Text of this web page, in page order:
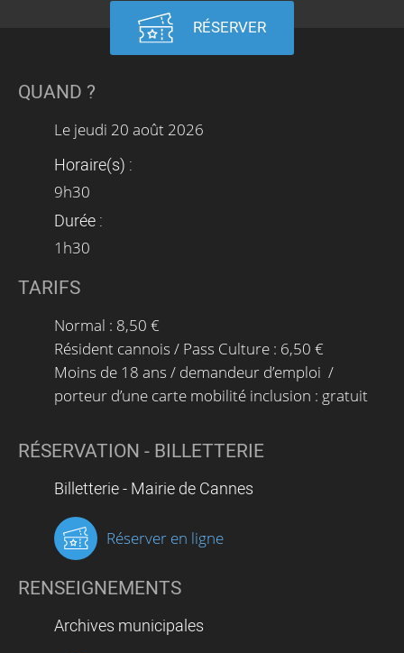
RÉSERVER
QUAND ?
Le jeudi 20 août 2026
Horaire(s) :
9h30
Durée :
1h30
TARIFS
Normal : 8,50 €
Résident cannois / Pass Culture : 6,50 €
Moins de 18 ans / demandeur d’emploi /
porteur d’une carte mobilité inclusion : gratuit
RÉSERVATION - BILLETTERIE
Billetterie - Mairie de Cannes
Réserver en ligne
RENSEIGNEMENTS
Archives municipales